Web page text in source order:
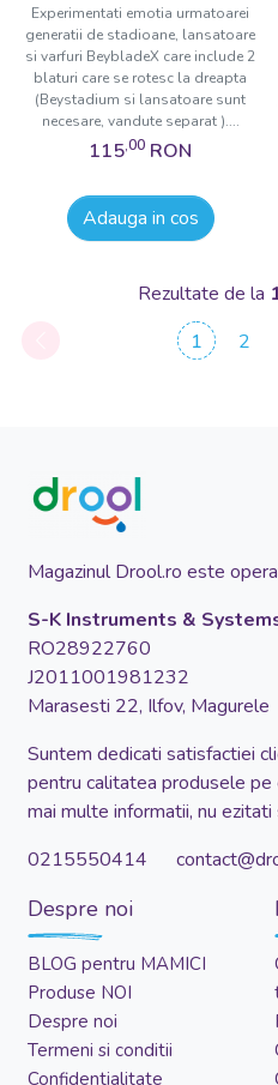
Experimentati emotia urmatoarei
generatii de stadioane, lansatoare
si varfuri BeybladeX care include 2
blaturi care se rotesc la dreapta
(Beystadium si lansatoare sunt
necesare, vandute separat )....
115,00 RON
Adauga in cos
Rezultate de la
1
2
Magazinul Drool.ro este
S-K Instruments &
RO28922760
J2011001981232
Marasesti 22, Ilfov, Magurele
Suntem dedicati satisfactiei
pentru calitatea produsele pe
mai multe informatii, nu
0215550414
Despre noi
BLOG pentru MAMICI
Produse NOI
Despre noi
Termeni si conditii
Confidentialitate